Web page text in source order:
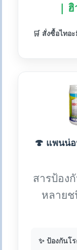
| ฮิ
🛒 สั่งซื้อไทอ
🍄 แพนน่
สารป้อง
หลาย
✨ ป้องกันโ